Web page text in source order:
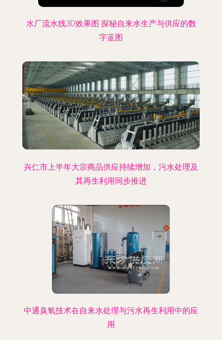
水厂流水线3D效果图 探秘自来水生产与供应的数
字蓝图
兴仁市上半年大宗商品供应持续增加，污水处理及
其再生利用同步推进
中通臭氧技术在自来水处理与污水再生利用中的应
用